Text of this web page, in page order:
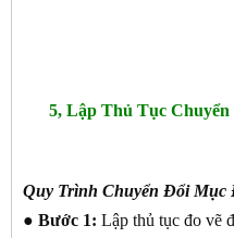
5, Lập Thủ Tục
Quy Trình Chuyển Đổi
● Bước 1: Lập thủ tục đo vẽ